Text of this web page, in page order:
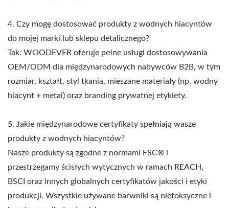
4. Czy mogę dostosować produkty z wodnych hiacyntów
do mojej marki lub sklepu detalicznego?
Tak. WOODEVER oferuje pełne usługi dostosowywania
OEM/ODM dla międzynarodowych nabywców B2B, w tym
rozmiar, kształt, styl tkania, mieszane materiały (np. wodny
hiacynt + metal) oraz branding prywatnej etykiety.
5. Jakie międzynarodowe certyfikaty spełniają wasze
produkty z wodnych hiacyntów?
Nasze produkty są zgodne z normami FSC® i
przestrzegamy ścisłych wytycznych w ramach REACH,
BSCI oraz innych globalnych certyfikatów jakości i etyki
produkcji. Wszystkie używane barwniki są nietoksyczne i